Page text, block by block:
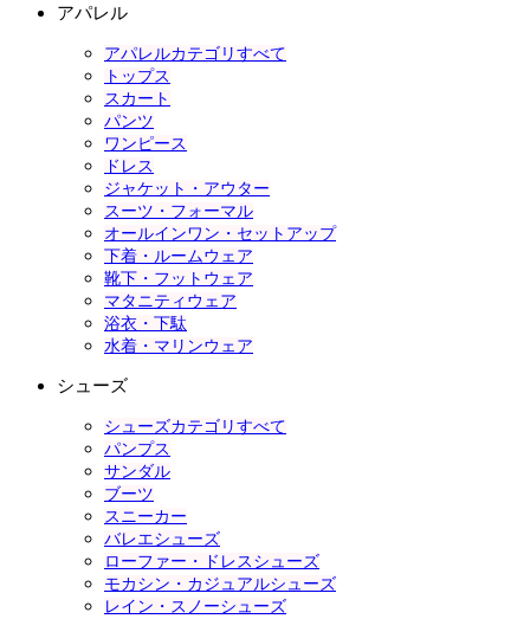
アパレル
アパレルカテゴリすべて
トップス
スカート
パンツ
ワンピース
ドレス
ジャケット・アウター
スーツ・フォーマル
オールインワン・セットアップ
下着・ルームウェア
靴下・フットウェア
マタニティウェア
浴衣・下駄
水着・マリンウェア
シューズ
シューズカテゴリすべて
パンプス
サンダル
ブーツ
スニーカー
バレエシューズ
ローファー・ドレスシューズ
モカシン・カジュアルシューズ
レイン・スノーシューズ